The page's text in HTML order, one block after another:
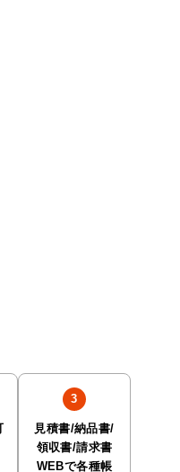
見積書/納品書/
領収書/請求書
WEBで各種帳